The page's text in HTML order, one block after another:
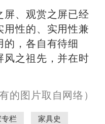
、观赏之屏已经
性的、实用性兼
，各自有待细
之祖先，并在时
的图片取自网络）
栏
家具史